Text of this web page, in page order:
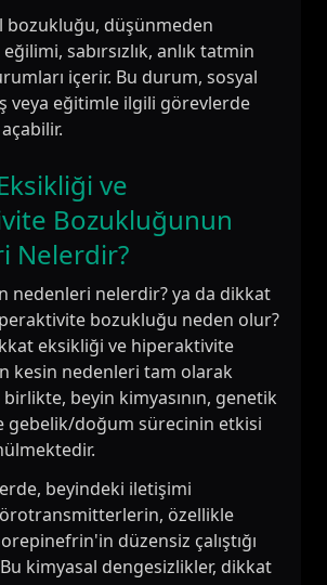
düşünmeden
sabırsızlık, anlık tatmin
içerir. Bu durum, sosyal
veya eğitimle ilgili görevlerde
ve
Bozukluğunun
Nelerdir?
nedenleri nelerdir? ya da dikkat
bozukluğu neden olur?
eksikliği ve hiperaktivite
kesin nedenleri tam olarak
beyin kimyasının, genetik
gebelik/doğum sürecinin etkisi
beyindeki iletişimi
özellikle
düzensiz çalıştığı
kimyasal dengesizlikler, dikkat